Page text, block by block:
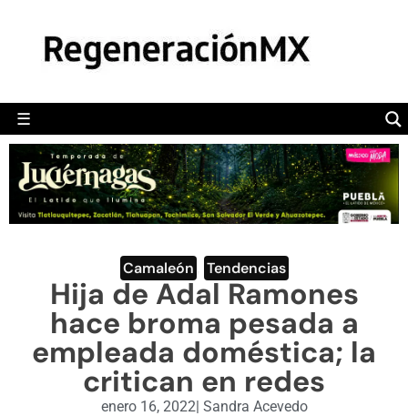
☰
POLÍTICA
CAMALEÓN
OPINIÓN
DEPORTES
ENGLISH SECTION
VIDEOS
Camaleón Tendencias
Hija de Adal Ramones
hace broma pesada a
empleada doméstica; la
critican en redes
enero 16, 2022| Sandra Acevedo